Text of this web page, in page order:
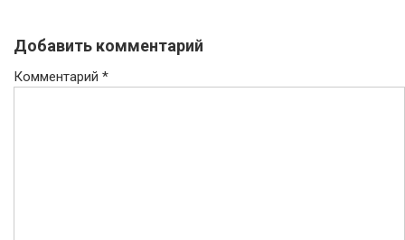
Добавить комментарий
Комментарий *